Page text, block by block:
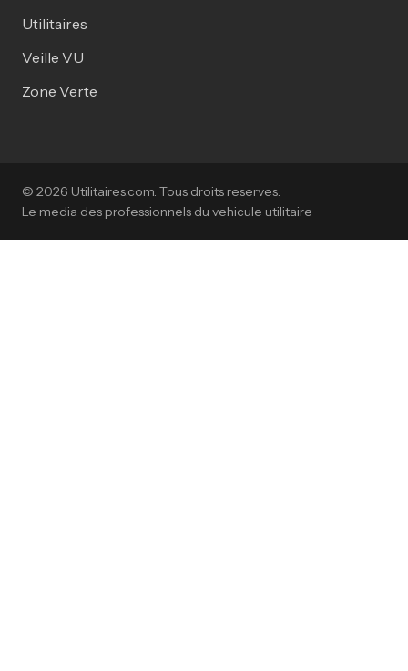
Utilitaires
Veille VU
Zone Verte
© 2026 Utilitaires.com. Tous droits reserves.
Le media des professionnels du vehicule utilitaire